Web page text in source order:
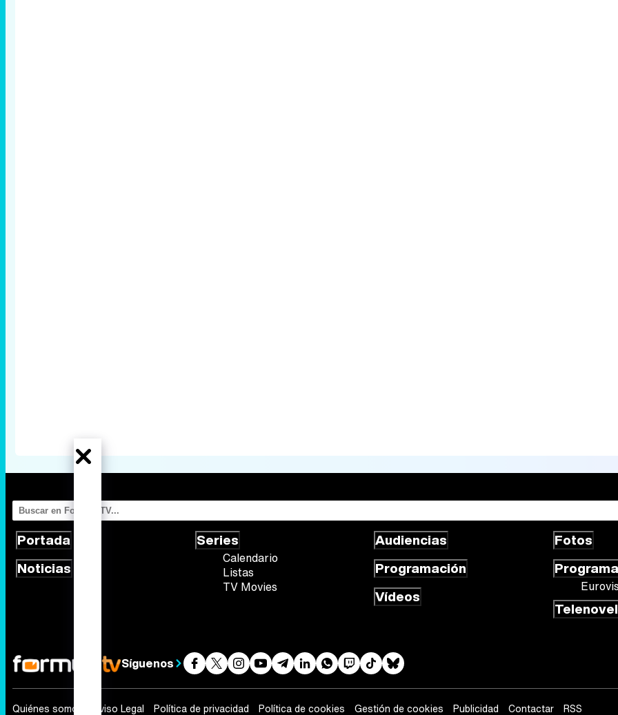
Portada
Noticias
Series
Calendario
Listas
TV Movies
Audiencias
Programación
Vídeos
Fotos
Síguenos
Quiénes somos Aviso Legal Política de privacidad Política de cookies Gestión de cookies Publicidad Contactar RSS